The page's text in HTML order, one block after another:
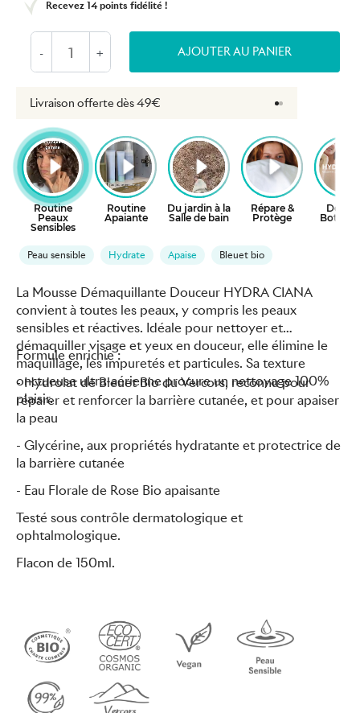
Recevez 14 points fidélité !
- + AJOUTER AU PANIER
Livraison offerte dès 49€ Retours gratuits
Peau sensible Hydrate Apaise Bleuet bio
La Mousse Démaquillante Douceur HYDRA CIANA
convient à toutes les peaux, y compris les peaux
sensibles et réactives. Idéale pour nettoyer et
démaquiller visage et yeux en douceur, elle élimine le
maquillage, les impuretés et particules. Sa texture
onctueuse ultra-aérienne procure un nettoyage 100%
plaisir.
Formule enrichie :
-Hydrolat de Bleuet Bio du Vercors, reconnu pour
réparer et renforcer la barrière cutanée, et pour apaiser
la peau
- Glycérine, aux propriétés hydratante et protectrice de
la barrière cutanée
- Eau Florale de Rose Bio apaisante
Testé sous contrôle dermatologique et
ophtalmologique.
Flacon de 150ml.